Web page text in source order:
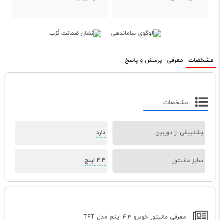
مشخصات معرفی پرسش و پاسخ
مشخصات
پشتیبانی از دوربین دارد
سایز مانیتور 4.3 اینچ
معرفی مانیتور خودرو 4.3 اینچ مدل TFT